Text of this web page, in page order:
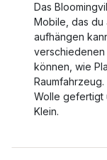
Das
Mobile, das du
aufhängen
verschiedenen
können, wie
Wolle gefertigt
Klein.